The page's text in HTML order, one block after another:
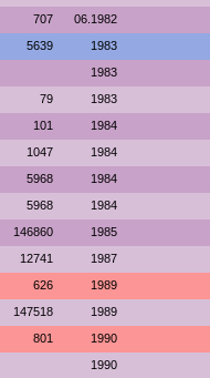
707 06.1982
5639 1983
1983
79 1983
101 1984
1047 1984
5968 1984
5968 1984
146860 1985
12741 1987
626 1989
147518 1989
801 1990
1990